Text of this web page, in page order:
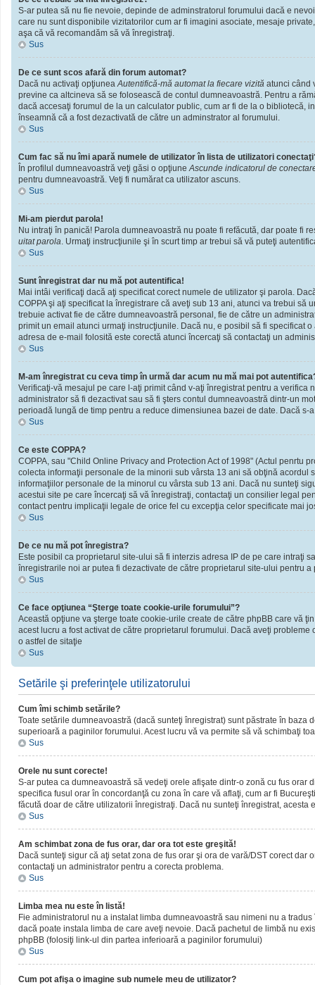
S-ar putea să nu fie nevoie, depinde de adminstratorul forumului dacă e
care nu sunt disponibile vizitatorilor cum ar fi imagini asociate, mesaje
aşa că vă recomandăm să vă înregistraţi.
Sus
De ce sunt scos afară din forum automat?
Dacă nu activaţi opţiuneaAutentifică-mă automat la fiecare vizită atunci când
previne ca altcineva să se folosească de contul dumneavoastră. Pentru a
dacă accesaţi forumul de la un calculator public, cum ar fi de la o bibliotecă,
înseamnă că a fost dezactivată de către un adminstrator al forumului.
Sus
Cum fac să nu îmi apară numele de utilizator în lista de utilizatori
În profilul dumneavoastră veţi găsi o opţiuneAscunde indicatorul de
pentru dumneavoastră. Veţi fi numărat ca utilizator ascuns.
Sus
Mi-am pierdut parola!
Nu intraţi în panică! Parola dumneavoastră nu poate fi refăcută, dar poate fi
uitat parola. Urmaţi instrucţiunile şi în scurt timp ar trebui să vă puteţi
Sus
Sunt înregistrat dar nu mă pot autentifica!
Mai intâi verificaţi dacă aţi specificat corect numele de utilizator şi parola.
COPPA şi aţi specificat la înregistrare că aveţi sub 13 ani, atunci va trebui
trebuie activat fie de către dumneavoastră personal, fie de către un
primit un email atunci urmaţi instrucţiunile. Dacă nu, e posibil să fi specificat
adresa de e-mail folosită este corectă atunci încercaţi să contactaţi un
Sus
M-am înregistrat cu ceva timp în urmă dar acum nu mă mai pot
Verificaţi-vă mesajul pe care l-aţi primit când v-aţi înregistrat pentru a
administrator să fi dezactivat sau să fi şters contul dumneavoastră dintr-un
perioadă lungă de timp pentru a reduce dimensiunea bazei de date. Dacă
Sus
Ce este COPPA?
COPPA, sau "Child Online Privacy and Protection Act of 1998" (Actul penrtu
colecta informaţii personale de la minorii sub vârsta 13 ani să obţină
informaţiilor personale de la minorul cu vârsta sub 13 ani. Dacă nu sunteţi
acestui site pe care încercaţi să vă înregistraţi, contactaţi un consilier legal
contact pentru implicaţii legale de orice fel cu excepţia celor specificate mai
Sus
De ce nu mă pot înregistra?
Este posibil ca proprietarul site-ului să fi interzis adresa IP de pe care intraţi
înregistrarile noi ar putea fi dezactivate de către proprietarul site-ului pentru
Sus
Ce face opţiunea “Şterge toate cookie-urile forumului”?
Această opţiune va şterge toate cookie-urile create de către phpBB care vă
acest lucru a fost activat de către proprietarul forumului. Dacă aveţi
o astfel de sitaţie
Sus
Setările şi preferinţele utilizatorului
Cum îmi schimb setările?
Toate setările dumneavoastră (dacă sunteţi înregistrat) sunt păstrate în
superioară a paginilor forumului. Acest lucru vă va permite să vă schimbaţi
Sus
Orele nu sunt corecte!
S-ar putea ca dumneavoastră să vedeţi orele afişate dintr-o zonă cu fus
specifica fusul orar în concordanţă cu zona în care vă aflaţi, cum ar fi
făcută doar de către utilizatorii înregistraţi. Dacă nu sunteţi înregistrat, acesta
Sus
Am schimbat zona de fus orar, dar ora tot este greşită!
Dacă sunteţi sigur că aţi setat zona de fus orar şi ora de vară/DST corect
contactaţi un administrator pentru a corecta problema.
Sus
Limba mea nu este în listă!
Fie administratorul nu a instalat limba dumneavoastră sau nimeni nu a
dacă poate instala limba de care aveţi nevoie. Dacă pachetul de limbă nu
phpBB (folosiţi link-ul din partea inferioară a paginilor forumului)
Sus
Cum pot afişa o imagine sub numele meu de utilizator?